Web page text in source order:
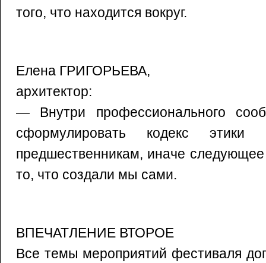
того, что находится вокруг.
Елена ГРИГОРЬЕВА,
архитектор:
— Внутри профессионального
сформулировать кодекс
предшественникам, иначе
то, что создали мы сами.
ВПЕЧАТЛЕНИЕ ВТОРОЕ
Все темы мероприятий фестиваля